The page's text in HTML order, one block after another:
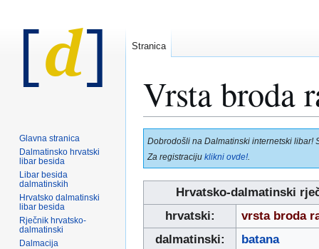
Vrsta broda
Prijeđi
na
navigaciju
Prijeđi
na
pretraživanje
Dobrodošli na Dalmatinski internetski libar!
Za registraciju klikni ovde!
Hrvatsko-dalmatinski
hrvatski:
vrsta broda
dalmatinski:
batana
Stranica
Glavna stranica
Dalmatinsko hrvatski
libar besida
Libar besida
dalmatinskih
Hrvatsko dalmatinski
libar besida
Rječnik hrvatsko-
dalmatinski
Dalmacija